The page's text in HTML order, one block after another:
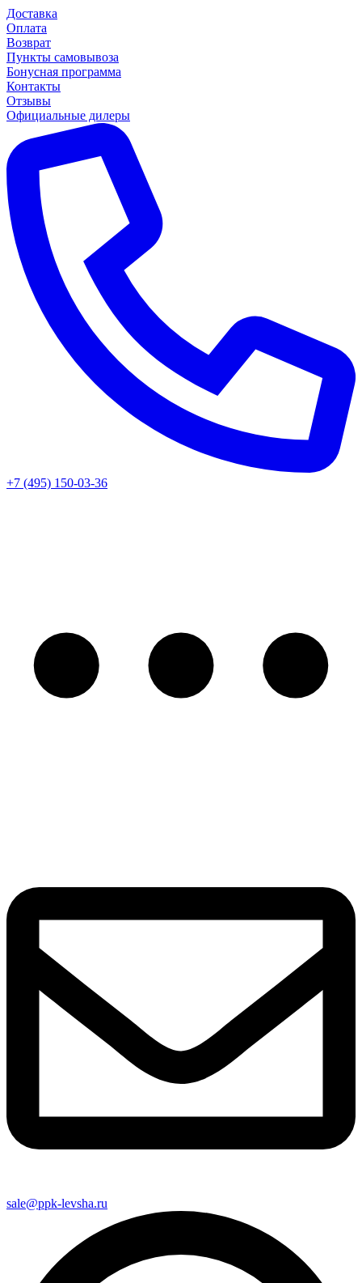
Доставка
Оплата
Возврат
Пункты самовывоза
Бонусная программа
Контакты
Отзывы
Официальные дилеры
+7 (495) 150-03-36
sale@ppk-levsha.ru